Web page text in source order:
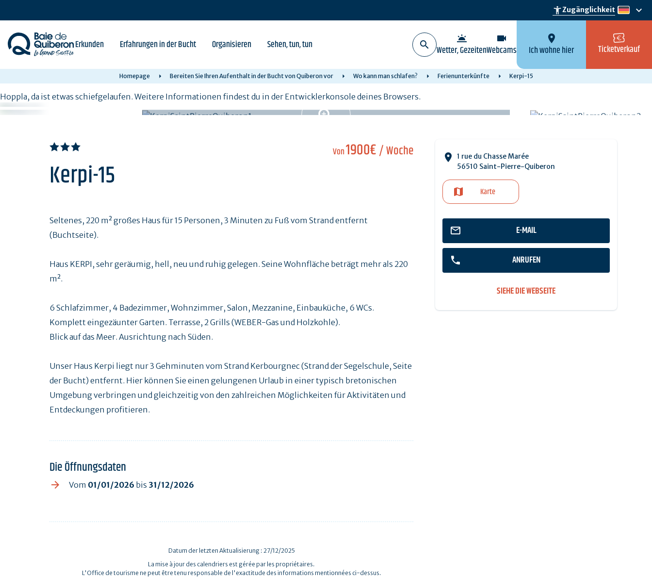
content
accessibility_newZugänglichkeit de
keyboard_arrow_down
Erkunden Erfahrungen in der Bucht Organisieren Sehen, tun, tun wb_twilight
Wetter, Gezeiten
videocam
Webcams
location_on
Ich wohne hier Ticketverkauf
Homepage Bereiten Sie Ihren Aufenthalt in der Bucht von Quiberon vor Wo kann man schlafen? Ferienunterkünfte Kerpi-15
Hoppla, da ist etwas schiefgelaufen. Weitere Informationen findest du in der Entwicklerkonsole deines Browsers.
Von1900€/ Woche
Kerpi-15
1 rue du Chasse Marée
56510 Saint-Pierre-Quiberon
Karte
E-MAIL
ANRUFEN
SIEHE DIE WEBSEITE
Seltenes, 220 m² großes Haus für 15 Personen, 3 Minuten zu Fuß vom Strand entfernt
(Buchtseite).
Haus KERPI, sehr geräumig, hell, neu und ruhig gelegen. Seine Wohnfläche beträgt mehr als 220
m².
6 Schlafzimmer, 4 Badezimmer, Wohnzimmer, Salon, Mezzanine, Einbauküche, 6 WCs.
Komplett eingezäunter Garten. Terrasse, 2 Grills (WEBER-Gas und Holzkohle).
Blick auf das Meer. Ausrichtung nach Süden.
Unser Haus Kerpi liegt nur 3 Gehminuten vom Strand Kerbourgnec (Strand der Segelschule, Seite
der Bucht) entfernt. Hier können Sie einen gelungenen Urlaub in einer typisch bretonischen
Umgebung verbringen und gleichzeitig von den zahlreichen Möglichkeiten für Aktivitäten und
Entdeckungen profitieren.
Die Öffnungsdaten
Vom 01/01/2026 bis 31/12/2026
Datum der letzten Aktualisierung : 27/12/2025
La mise à jour des calendriers est gérée par les propriétaires.
L'Office de tourisme ne peut être tenu responsable de l'exactitude des informations mentionnées ci-dessus.